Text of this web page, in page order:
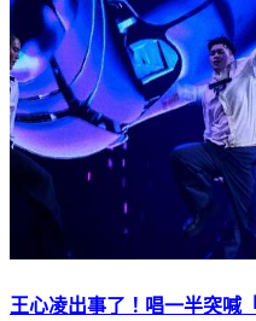
王心凌出事了！唱一半突